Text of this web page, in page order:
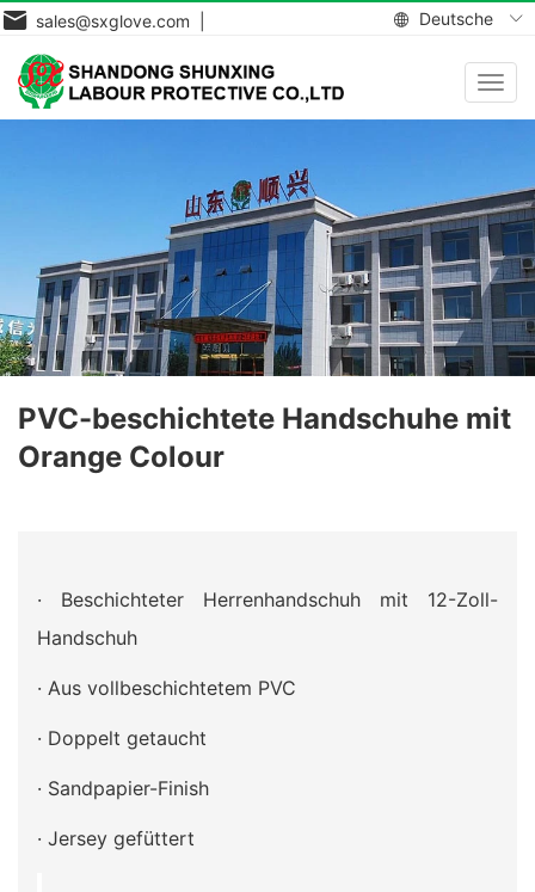
Deutsche
sales@sxglove.com |
PVC-beschichtete Handschuhe mit
Orange Colour
· Beschichteter Herrenhandschuh mit 12-Zoll-
Handschuh
· Aus vollbeschichtetem PVC
· Doppelt getaucht
· Sandpapier-Finish
· Jersey gefüttert